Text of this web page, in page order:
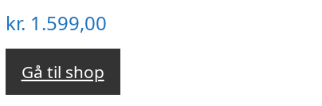
kr. 1.599,00
Gå til shop